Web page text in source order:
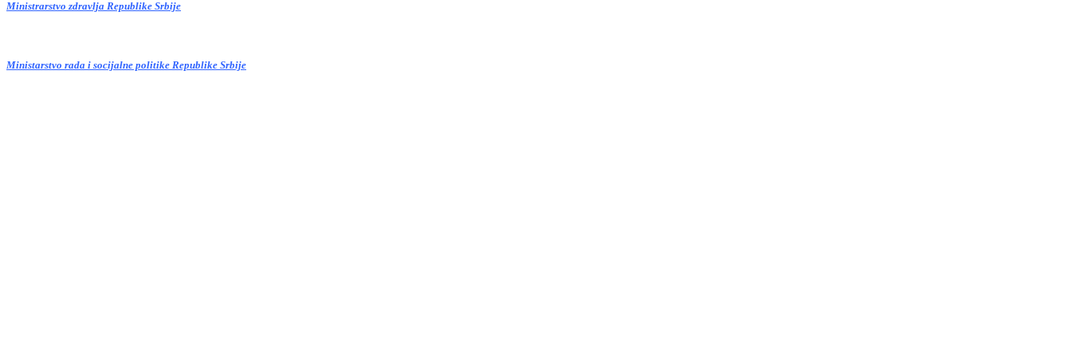
Ministrarstvo zdravlja Republike Srbije
Ministarstvo rada i socijalne politike Republike Srbije